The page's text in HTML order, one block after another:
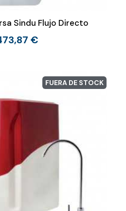
Sindu Flujo Directo
€
FUERA DE STOCK